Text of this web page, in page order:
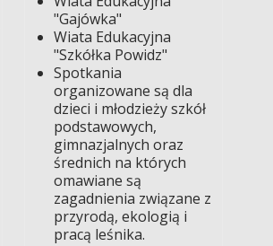
"Gajówka"
Wiata Edukacyjna
"Szkółka Powidz"
Spotkania
organizowane są dla
dzieci i młodzieży szkół
podstawowych,
gimnazjalnych oraz
średnich na których
omawiane są
zagadnienia związane z
przyrodą, ekologią i
pracą leśnika.